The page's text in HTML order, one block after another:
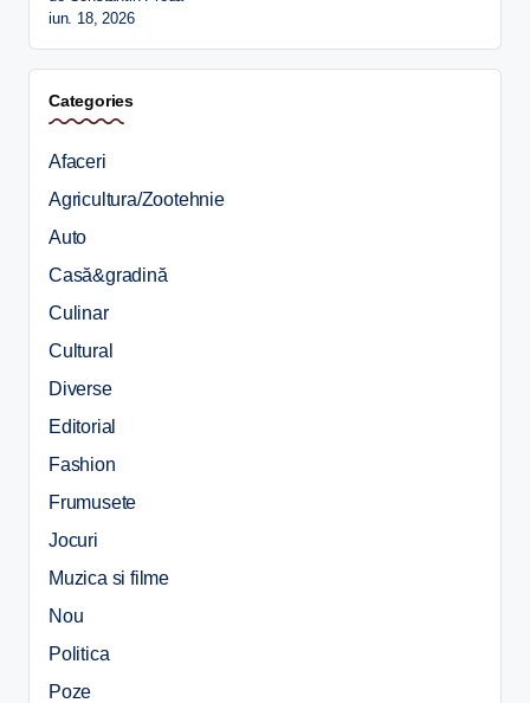
iun. 18, 2026
Categories
Afaceri
Agricultura/Zootehnie
Auto
Casă&gradină
Culinar
Cultural
Diverse
Editorial
Fashion
Frumusete
Jocuri
Muzica si filme
Nou
Politica
Poze